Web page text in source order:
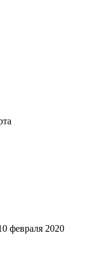
февраля 2020